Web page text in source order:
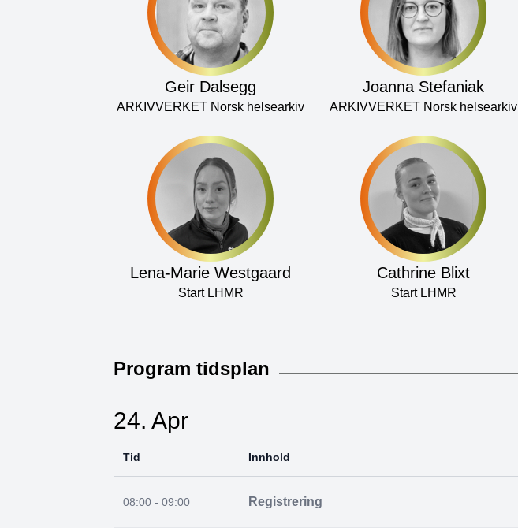
Geir Dalsegg
ARKIVVERKET Norsk helsearkiv
Joanna Stefaniak
ARKIVVERKET Norsk helsearkiv
Lena-Marie Westgaard
Start LHMR
Cathrine Blixt
Start LHMR
Program tidsplan
24. Apr
Tid Innhold
08:00 - 09:00 Registrering